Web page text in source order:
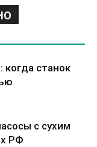
станок
с сухим
РФ